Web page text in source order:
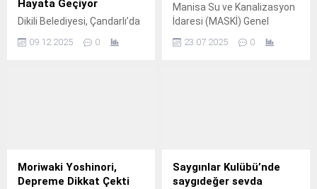
Hayata Geçiyor
Dikili Belediyesi, Çandarlı’da
sosyal ihtiyaçlarını bütüncül
09.12.2025 0
Manisa Su ve Kanalizasyon
İdaresi (MASKİ) Genel
Yunusemre ilçesine bağlı
23.07.2025 0
Moriwaki Yoshinori,
Depreme Dikkat Çekti
Saygınlar Kulübü’nde
saygıdeğer sevda